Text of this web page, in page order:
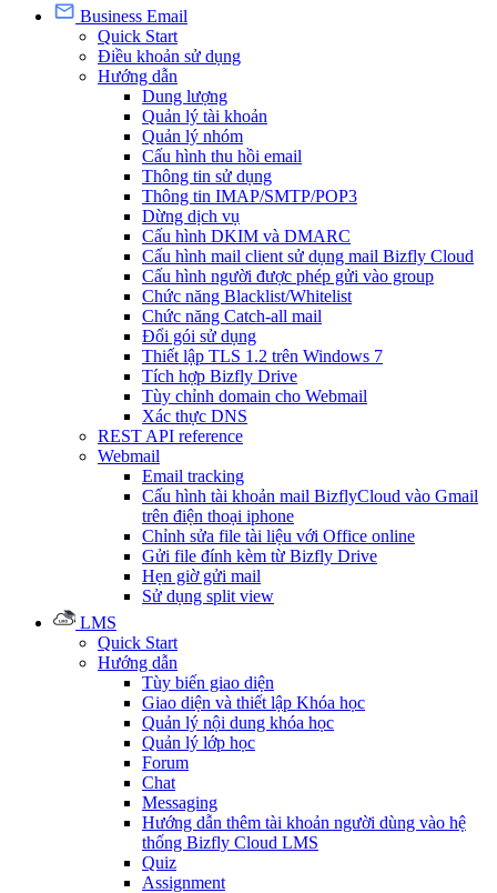
Business Email
Quick Start
Điều khoản sử dụng
Hướng dẫn
Dung lượng
Quản lý tài khoản
Quản lý nhóm
Cấu hình thu hồi email
Thông tin sử dụng
Thông tin IMAP/SMTP/POP3
Dừng dịch vụ
Cấu hình DKIM và DMARC
Cấu hình mail client sử dụng mail Bizfly Cloud
Cấu hình người được phép gửi vào group
Chức năng Blacklist/Whitelist
Chức năng Catch-all mail
Đổi gói sử dụng
Thiết lập TLS 1.2 trên Windows 7
Tích hợp Bizfly Drive
Tùy chỉnh domain cho Webmail
Xác thực DNS
REST API reference
Webmail
Email tracking
Cấu hình tài khoản mail BizflyCloud vào Gmail
trên điện thoại iphone
Chỉnh sửa file tài liệu với Office online
Gửi file đính kèm từ Bizfly Drive
Hẹn giờ gửi mail
Sử dụng split view
LMS
Quick Start
Hướng dẫn
Tùy biến giao diện
Giao diện và thiết lập Khóa học
Quản lý nội dung khóa học
Quản lý lớp học
Forum
Chat
Messaging
Hướng dẫn thêm tài khoản người dùng vào hệ
thống Bizfly Cloud LMS
Quiz
Assignment